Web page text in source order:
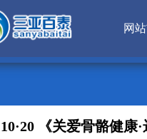
网
10·20 《关爱骨骼健康